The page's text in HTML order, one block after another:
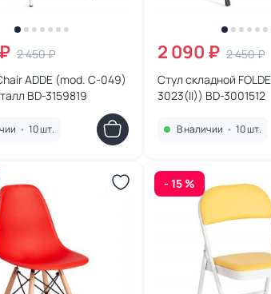
2 450 ₽
ADDE (mod. C-049)
BD-3159819
• 10 шт.
2 090 ₽ 2 450 ₽
Стул складной
3023(II)) BD-3001512
В наличии • 10 шт.
- 15 %